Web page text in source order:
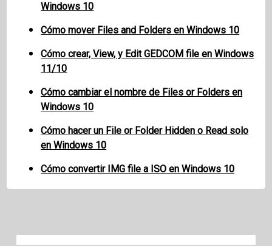
Windows 10
Cómo mover Files and Folders en Windows 10
Cómo crear, View, y Edit GEDCOM file en Windows
11/10
Cómo cambiar el nombre de Files or Folders en
Windows 10
Cómo hacer un File or Folder Hidden o Read solo
en Windows 10
Cómo convertir IMG file a ISO en Windows 10